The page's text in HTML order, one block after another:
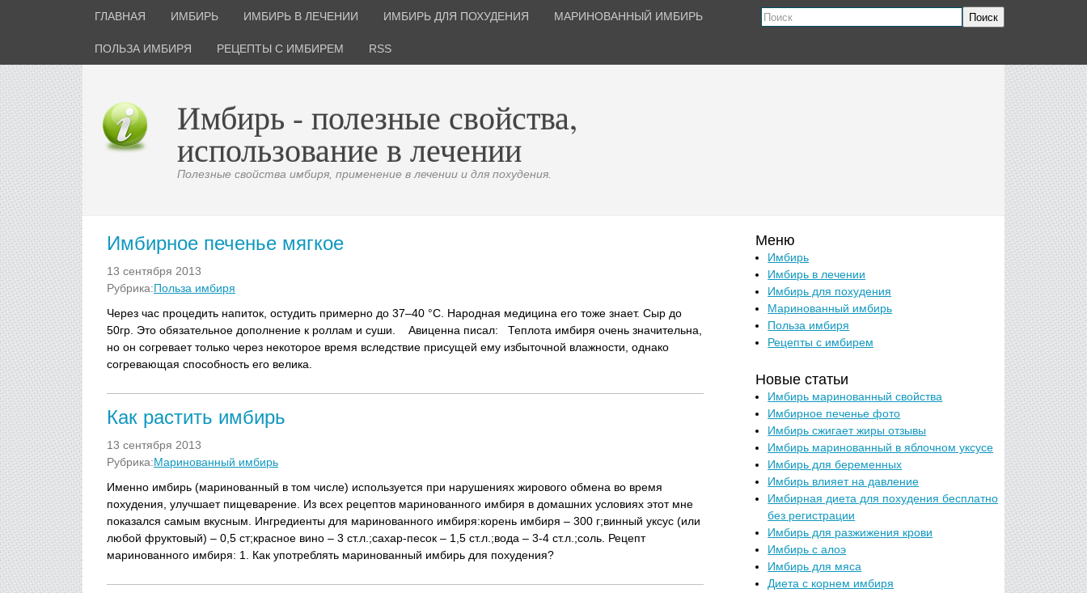
ГЛАВНАЯ ИМБИРЬ ИМБИРЬ В ЛЕЧЕНИИ ИМБИРЬ ДЛЯ ПОХУДЕНИЯ МАРИНОВАННЫЙ ИМБИРЬ
ПОЛЬЗА ИМБИРЯ РЕЦЕПТЫ С ИМБИРЕМ RSS
Поиск
Имбирь - полезные свойства,
использование в лечении
Полезные свойства имбиря, применение в лечении и для похудения.
Имбирное печенье мягкое
13 сентября 2013
Рубрика:Польза имбиря
Через час процедить напиток, остудить примерно до 37–40 °C. Народная медицина его тоже знает. Сыр до
50гр. Это обязательное дополнение к роллам и суши. Авиценна писал: Теплота имбиря очень значительна,
но он согревает только через некоторое время вследствие присущей ему избыточной влажности, однако
согревающая способность его велика.
Как растить имбирь
13 сентября 2013
Рубрика:Маринованный имбирь
Именно имбирь (маринованный в том числе) используется при нарушениях жирового обмена во время
похудения, улучшает пищеварение. Из всех рецептов маринованного имбиря в домашних условиях этот мне
показался самым вкусным. Ингредиенты для маринованного имбиря:корень имбиря – 300 г;винный уксус (или
любой фруктовый) – 0,5 ст;красное вино – 3 ст.л.;сахар-песок – 1,5 ст.л.;вода – 3-4 ст.л.;соль. Рецепт
маринованного имбиря: 1. Как употреблять маринованный имбирь для похудения?
Меню
Имбирь
Имбирь в лечении
Имбирь для похудения
Маринованный имбирь
Польза имбиря
Рецепты с имбирем
Новые статьи
Имбирь маринованный свойства
Имбирное печенье фото
Имбирь сжигает жиры отзывы
Имбирь маринованный в яблочном уксусе
Имбирь для беременных
Имбирь влияет на давление
Имбирная диета для похудения бесплатно
без регистрации
Имбирь для разжижения крови
Имбирь с алоэ
Имбирь для мяса
Диета с корнем имбиря